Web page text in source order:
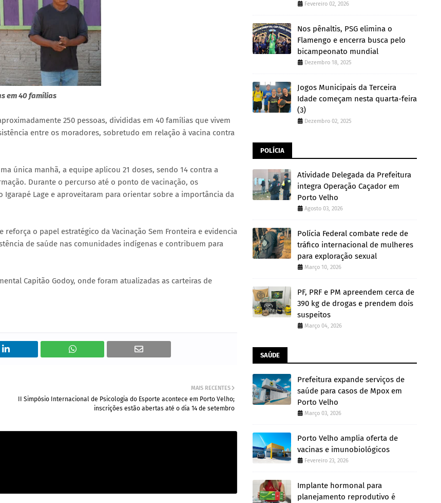
em 40 famílias
250 pessoas, divididas em 40 famílias que vivem
entre os moradores, sobretudo em relação à vacina contra
única manhã, a equipe aplicou 21 doses, sendo 14 contra a
Durante o percurso até o ponto de vacinação, os
Lage e aproveitaram para orientar sobre a importância da
o papel estratégico da Vacinação Sem Fronteira e evidencia
de saúde nas comunidades indígenas e contribuem para
Capitão Godoy, onde foram atualizadas as carteiras de
MAIS RECENTES
II Simpósio Internacional de Psicologia do Esporte acontece em Porto Velho;
inscrições estão abertas até o dia 14 de setembro
Fevereiro 02, 2026
Nos pênaltis, PSG elimina o
Flamengo e encerra busca pelo
bicampeonato mundial
Dezembro 18, 2025
Jogos Municipais da Terceira
Idade começam nesta quarta-feira
(3)
Dezembro 02, 2025
POLÍCIA
Atividade Delegada da Prefeitura
integra Operação Caçador em
Porto Velho
Agosto 03, 2026
Polícia Federal combate rede de
tráfico internacional de mulheres
para exploração sexual
Março 10, 2026
PF, PRF e PM apreendem cerca de
390 kg de drogas e prendem dois
suspeitos
Março 04, 2026
SAÚDE
Prefeitura expande serviços de
saúde para casos de Mpox em
Porto Velho
Março 03, 2026
Porto Velho amplia oferta de
vacinas e imunobiológicos
Fevereiro 23, 2026
Implante hormonal para
planejamento reprodutivo é